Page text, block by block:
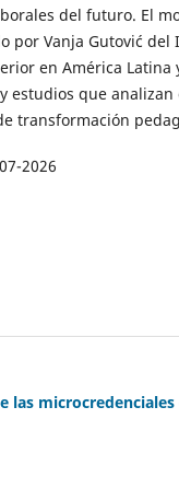
del futuro. El
por Vanja Gutović
en América Latina
estudios que
transformación
2026
las